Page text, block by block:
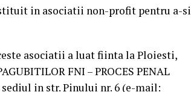
in asociatii non-profit pentru a-si
asociatii a luat fiinta la Ploiesti,
FNI – PROCES PENAL
sediul in str. Pinului nr. 6 (e-mail: